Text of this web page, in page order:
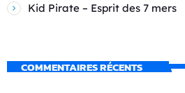
Kid Pirate – Esprit des 7 mers
COMMENTAIRES RÉCENTS